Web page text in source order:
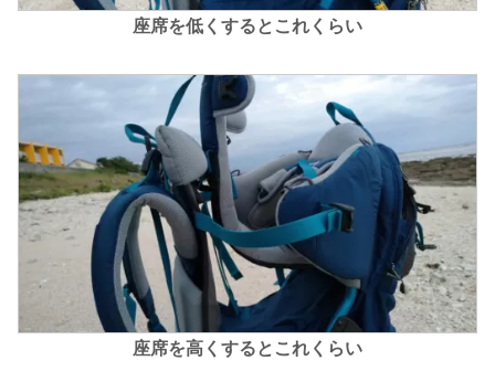
座席を低くするとこれくらい
座席を高くするとこれくらい